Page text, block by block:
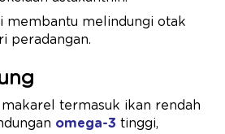
membantu melindungi otak
peradangan.
makarel termasuk ikan rendah
omega-3 tinggi,